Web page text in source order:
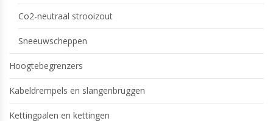
Co2-neutraal strooizout
Sneeuwscheppen
Hoogtebegrenzers
Kabeldrempels en slangenbruggen
Kettingpalen en kettingen